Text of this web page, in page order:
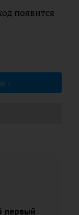
появится
первый